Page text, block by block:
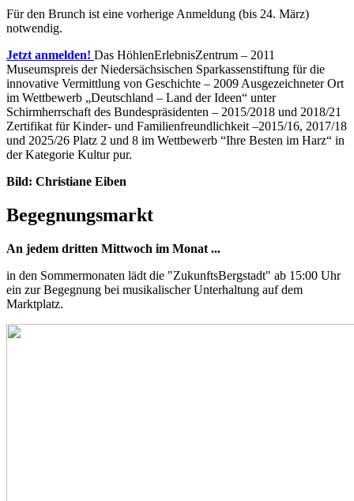
Für den Brunch ist eine vorherige Anmeldung (bis 24. März)
notwendig.
Jetzt anmelden! Das HöhlenErlebnisZentrum – 2011
Museumspreis der Niedersächsischen Sparkassenstiftung für die
innovative Vermittlung von Geschichte – 2009 Ausgezeichneter Ort
im Wettbewerb „Deutschland – Land der Ideen“ unter
Schirmherrschaft des Bundespräsidenten – 2015/2018 und 2018/21
Zertifikat für Kinder- und Familienfreundlichkeit –2015/16, 2017/18
und 2025/26 Platz 2 und 8 im Wettbewerb “Ihre Besten im Harz“ in
der Kategorie Kultur pur.
Bild: Christiane Eiben
Begegnungsmarkt
An jedem dritten Mittwoch im Monat ...
in den Sommermonaten lädt die "ZukunftsBergstadt" ab 15:00 Uhr
ein zur Begegnung bei musikalischer Unterhaltung auf dem
Marktplatz.